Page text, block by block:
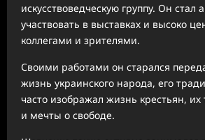
искусствоведческую группу. Он стал
участвовать в выставках и высоко
коллегами и зрителями.
Своими работами он старался
жизнь украинского народа, его
часто изображал жизнь крестьян, их
и мечты о свободе.